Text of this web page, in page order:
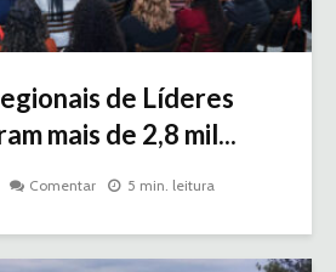
de Líderes
mais de 2,8 mil...
Comentar 5 min. leitura